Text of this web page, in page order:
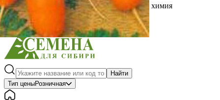
Средства защиты, удобрения, добавки, химия
Обустройство сада, декор
Найти
Тип ценыРозничная